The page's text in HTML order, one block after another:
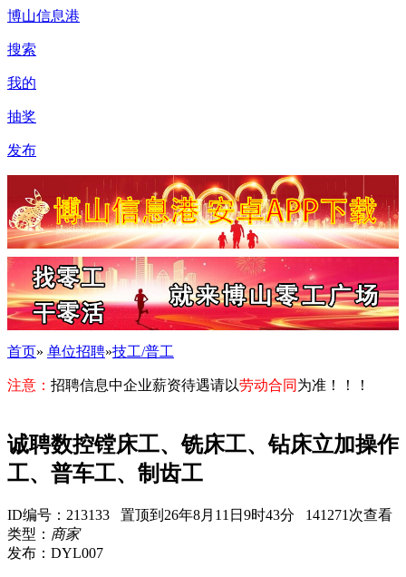
博山信息港
搜索
我的
抽奖
发布
首页» 单位招聘»技工/普工
注意： 招聘信息中企业薪资待遇请以劳动合同 为准！！！
诚聘数控镗床工、铣床工、钻床立加操作
工、普车工、制齿工
ID编号：213133 置顶到26年8月11日9时43分 141271次查看
类型： 商家
发布：DYL007